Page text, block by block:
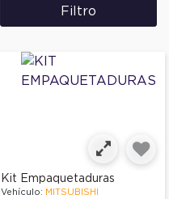
Filtro
Kit Empaquetaduras
Vehículo: MITSUBISHI